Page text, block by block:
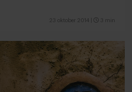
23 oktober 2014 3 min